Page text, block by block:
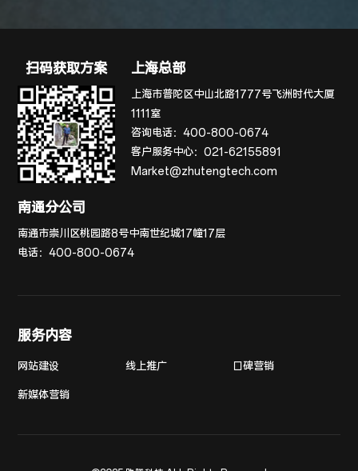
扫码获取方案 上海总部
上海市普陀区中山北路1777号飞洲时代大厦
1111室
咨询电话：400-800-0674
客户服务中心：021-62155891
Market@zhutengtech.com
南通分公司
南通市崇川区桃园路8号中南世纪城17幢17层
电话：400-800-0674
服务内容
网站建设 线上推广 口碑营销
新媒体营销